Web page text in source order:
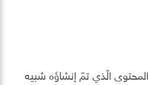
الّذي تمّ إنشاؤه شبيه